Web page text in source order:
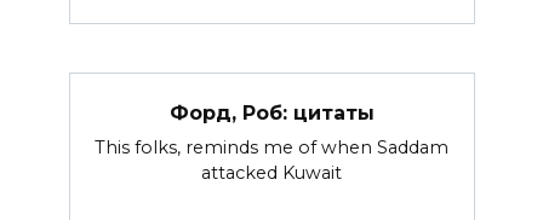
Форд, Роб: цитаты
This folks, reminds me of when Saddam
attacked Kuwait